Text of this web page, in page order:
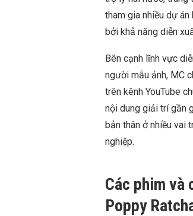
tham gia nhiều dự
bởi khả năng diễn
Bên cạnh lĩnh vực
người mẫu ảnh, MC
trên kênh YouTube
nội dung giải trí gần
bản thân ở nhiều vai
nghiệp.
Các phim và
Poppy